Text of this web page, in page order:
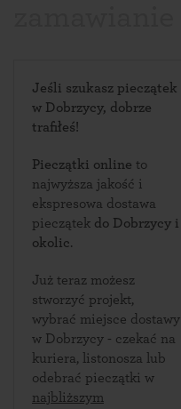
Jeśli szukasz pieczątek
w Dobrzycy, dobrze
trafiłeś!
Pieczątki online to
najwyższa jakość i
ekspresowa dostawa
pieczątek do Dobrzycy i
okolic.
Już teraz możesz
stworzyć projekt,
wybrać miejsce dostawy
w Dobrzycy - czekać na
kuriera, listonosza lub
odebrać pieczątki w
najbliższym